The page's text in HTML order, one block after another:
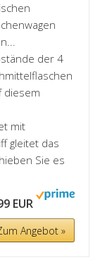
der 4
diesem
mit
gleitet das
Sie es
EUR
Angebot »